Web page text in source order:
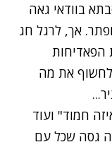
בוודאי גאה
אך, לרגל חג
הפאדיחות
2. זה הזמן לחשוף את מה
חמוד" ועוד
גסה שכל עם